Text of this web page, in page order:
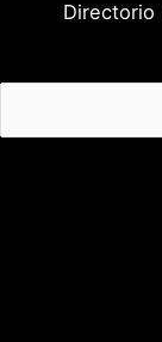
o
:
Directorio